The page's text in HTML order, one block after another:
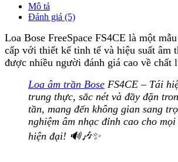
Mô tả
Đánh giá (5)
Loa Bose FreeSpace FS4CE là một mẫu
cấp với thiết kế tinh tế và hiệu suất âm
được nhiều người đánh giá cao về chất
Loa âm trần Bose FS4CE – Tái
trung thực, sắc nét và đầy đặn
tần, mang đến không gian sang
nghiệm âm nhạc đỉnh cao cho
hiện đại! 🔊🎶✨